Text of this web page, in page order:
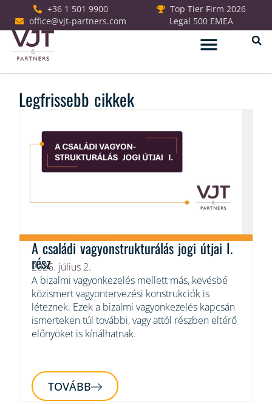
+36 1 501 9900
office@vjt-partners.com
Top Tier Firm 2026
Legal 500 EMEA
Legfrissebb cikkek
A családi vagyonstrukturálás jogi útjai I.
rész
2026. július 2.
A bizalmi vagyonkezelés mellett más, kevésbé
közismert vagyontervezési konstrukciók is
léteznek. Ezek a bizalmi vagyonkezelés kapcsán
ismerteken túl további, vagy attól részben eltérő
előnyöket is kínálhatnak.
TOVÁBB